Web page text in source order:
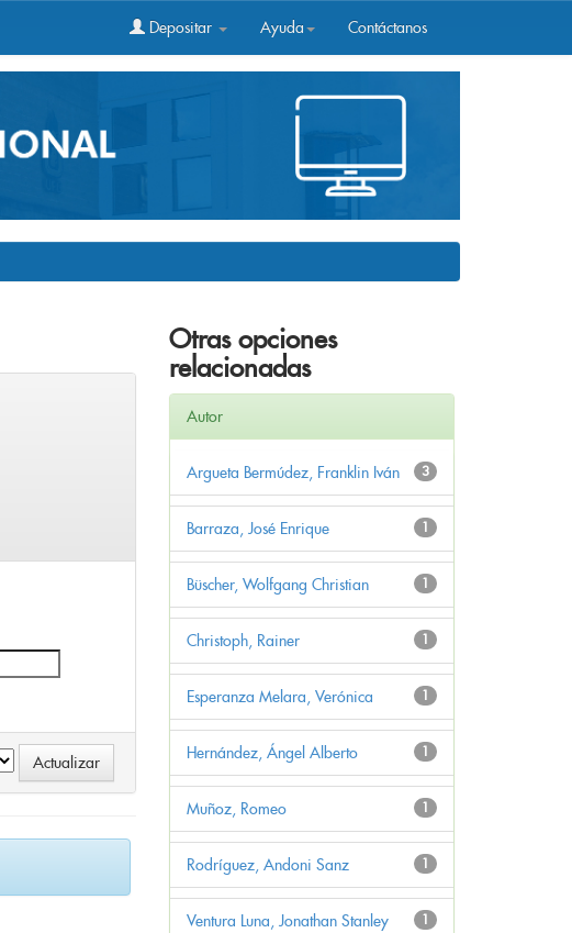
Depositar Ayuda Contáctanos
Otras opciones
relacionadas
Autor
3
Argueta Bermúdez, Franklin Iván
1
Barraza, José Enrique
1
Büscher, Wolfgang Christian
1
Christoph, Rainer
1
Esperanza Melara, Verónica
1
Hernández, Ángel Alberto
1
Muñoz, Romeo
1
Rodríguez, Andoni Sanz
1
Ventura Luna, Jonathan Stanley